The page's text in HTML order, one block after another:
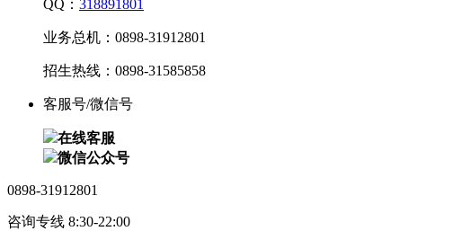
QQ： 318891801
业务总机：0898-31912801
招生热线：0898-31585858
客服号/微信号
在线客服
微信公众号
0898-31912801
咨询专线 8:30-22:00